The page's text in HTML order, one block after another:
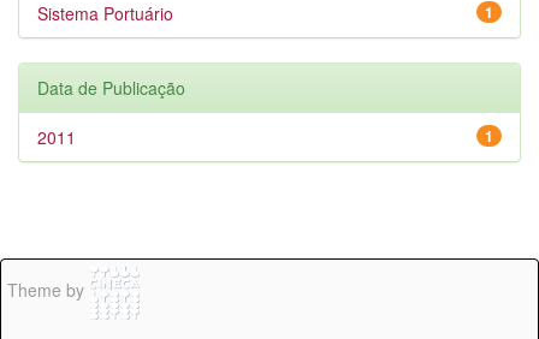
1
Sistema Portuário
Data de Publicação
1
2011
Theme by